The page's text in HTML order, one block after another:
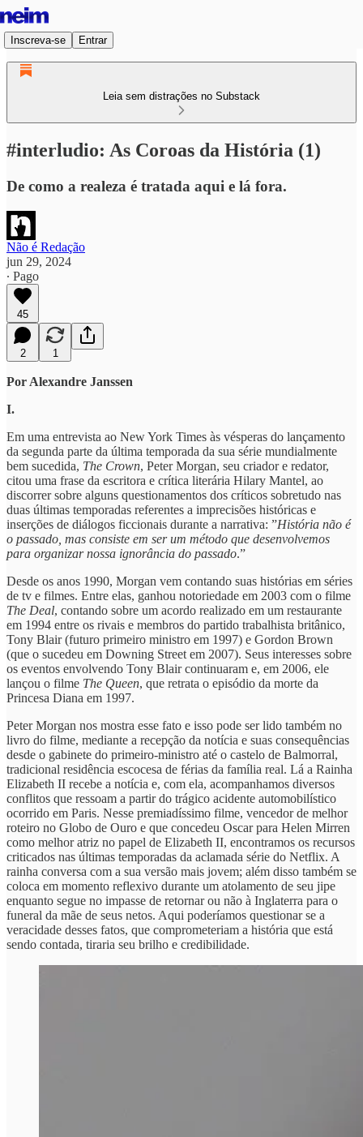
Inscreva-se Entrar
Leia sem distrações no Substack
#interludio: As Coroas da História (1)
De como a realeza é tratada aqui e lá fora.
Não é Redação
jun 29, 2024
∙ Pago
45
2 1
Por Alexandre Janssen
I.
Em uma entrevista ao New York Times às vésperas do lançamento
da segunda parte da última temporada da sua série mundialmente
bem sucedida, The Crown, Peter Morgan, seu criador e redator,
citou uma frase da escritora e crítica literária Hilary Mantel, ao
discorrer sobre alguns questionamentos dos críticos sobretudo nas
duas últimas temporadas referentes a imprecisões históricas e
inserções de diálogos ficcionais durante a narrativa: ”História não é
o passado, mas consiste em ser um método que desenvolvemos
para organizar nossa ignorância do passado.”
Desde os anos 1990, Morgan vem contando suas histórias em séries
de tv e filmes. Entre elas, ganhou notoriedade em 2003 com o filme
The Deal, contando sobre um acordo realizado em um restaurante
em 1994 entre os rivais e membros do partido trabalhista britânico,
Tony Blair (futuro primeiro ministro em 1997) e Gordon Brown
(que o sucedeu em Downing Street em 2007). Seus interesses sobre
os eventos envolvendo Tony Blair continuaram e, em 2006, ele
lançou o filme The Queen, que retrata o episódio da morte da
Princesa Diana em 1997.
Peter Morgan nos mostra esse fato e isso pode ser lido também no
livro do filme, mediante a recepção da notícia e suas consequências
desde o gabinete do primeiro-ministro até o castelo de Balmorral,
tradicional residência escocesa de férias da família real. Lá a Rainha
Elizabeth II recebe a notícia e, com ela, acompanhamos diversos
conflitos que ressoam a partir do trágico acidente automobilístico
ocorrido em Paris. Nesse premiadíssimo filme, vencedor de melhor
roteiro no Globo de Ouro e que concedeu Oscar para Helen Mirren
como melhor atriz no papel de Elizabeth II, encontramos os recursos
criticados nas últimas temporadas da aclamada série do Netflix. A
rainha conversa com a sua versão mais jovem; além disso também se
coloca em momento reflexivo durante um atolamento de seu jipe
enquanto segue no impasse de retornar ou não à Inglaterra para o
funeral da mãe de seus netos. Aqui poderíamos questionar se a
veracidade desses fatos, que comprometeriam a história que está
sendo contada, tiraria seu brilho e credibilidade.